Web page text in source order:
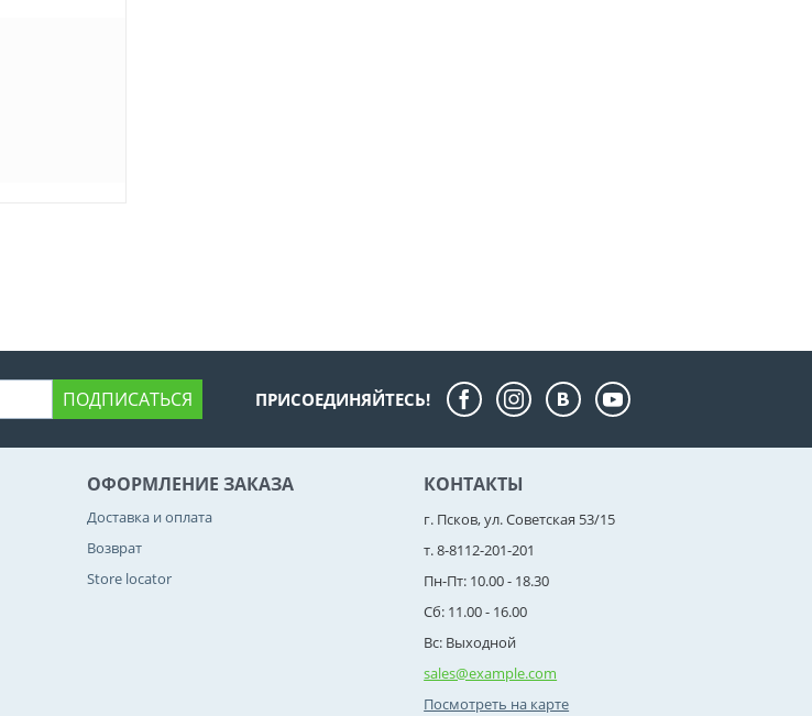
ПОДПИСАТЬСЯ ПРИСОЕДИНЯЙТЕСЬ!
ОФОРМЛЕНИЕ ЗАКАЗА
Доставка и оплата
Возврат
Store locator
КОНТАКТЫ
г. Псков, ул. Советская 53/15
т. 8-8112-201-201
Пн-Пт: 10.00 - 18.30
Сб: 11.00 - 16.00
Вс: Выходной
sales@example.com
Посмотреть на карте